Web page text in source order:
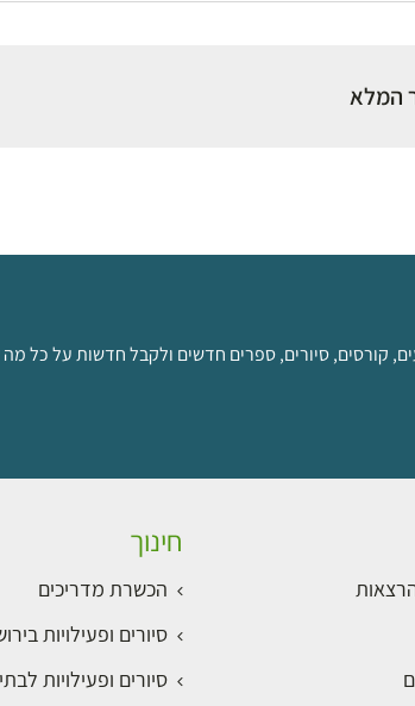
המלא
קורסים, סיורים, ספרים חדשים ולקבל חדשות על כל
חינוך
הכשרת מדריכים
סיורים ופעילויות
סיורים ופעילויות